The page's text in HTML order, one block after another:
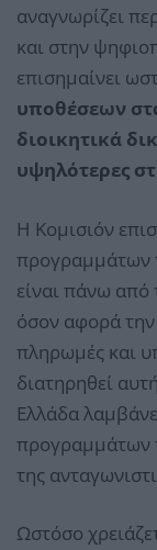
αναγνωρίζει
και στην
επισημαίνει
υποθέσεων
διοικητικά
υψηλότερες
Η Κομισιόν
προγραμμάτων
είναι πάνω από
όσον αφορά την
πληρωμές και
διατηρηθεί
Ελλάδα
προγραμμάτων
της
Ωστόσο